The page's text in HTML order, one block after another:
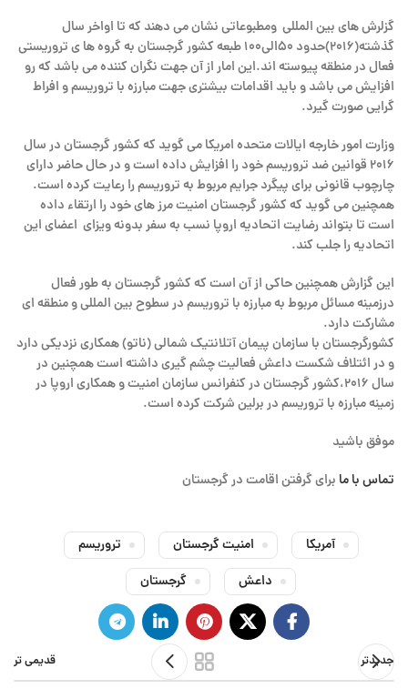
گزلرش های بین المللی ومطبوعاتی نشان می دهند که تا اواخر سال
گذشته(۲۰۱۶)حدود ۵۰الی۱۰۰ طبعه کشور گرجستان به گروه ها ی تروریستی
فعال در منطقه پیوسته اند.این امار از آن جهت نگران کننده می باشد که رو
افزایش می باشد و باید اقدامات بیشتری جهت مبارزه با تروریسم و افراط
گرایی صورت گیرد.
وزارت امور خارجه ایالات متحده امریکا می گوید که کشور گرجستان در سال
۲۰۱۶ قوانین ضد تروریسم خود را افزایش داده است و در حال حاضر دارای
چارچوب قانونی برای پیگرد جرایم مربوط به تروریسم را رعایت کرده است.
همچنین می گوید که کشور گرجستان امنیت مرز های خود را ارتقاء داده
است تا بتواند رضایت اتحادیه اروپا نسب به سفر بدونه ویزای اعضای این
اتحادیه را جلب کند.
این گزارش همچنین حاکی از آن است که کشور گرجستان به طور فعال
درزمینه مسائل مربوط به مبارزه با تروریسم در سطوح بین المللی و منطقه ای
مشارکت دارد.
کشورگرجستان با سازمان پیمان آتلانتیک شمالی (ناتو) همکاری نزدیکی دارد
و در ائتلاف شکست داعش فعالیت چشم گیری داشته است همچنین در
سال ۲۰۱۶،کشور گرجستان در کنفرانس سازمان امنیت و همکاری اروپا در
زمینه مبارزه با تروریسم در برلین شرکت کرده است.
موفق باشید
تماس با ما برای گرفتن اقامت در گرجستان
آمریکا امنیت گرجستان
تروریسم
داعش
گرجستان
جدیدتر قدیمی تر